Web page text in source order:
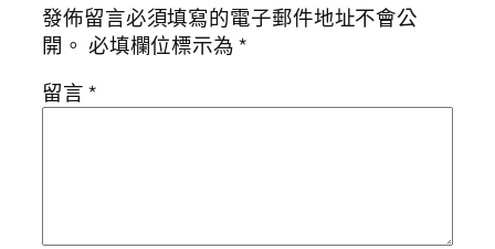
發佈留言必須填寫的電子郵件地址不會公
開。 必填欄位標示為*
留言*